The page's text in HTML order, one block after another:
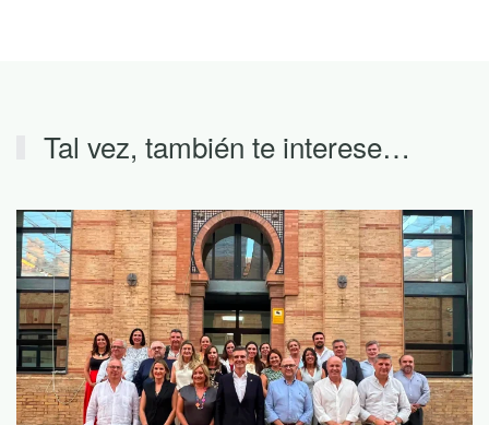
Tal vez, también te interese…